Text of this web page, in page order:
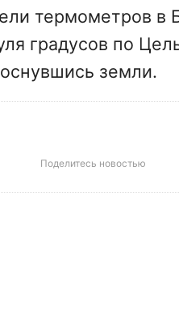
термометров в
градусов по
земли.
Поделитесь новостью